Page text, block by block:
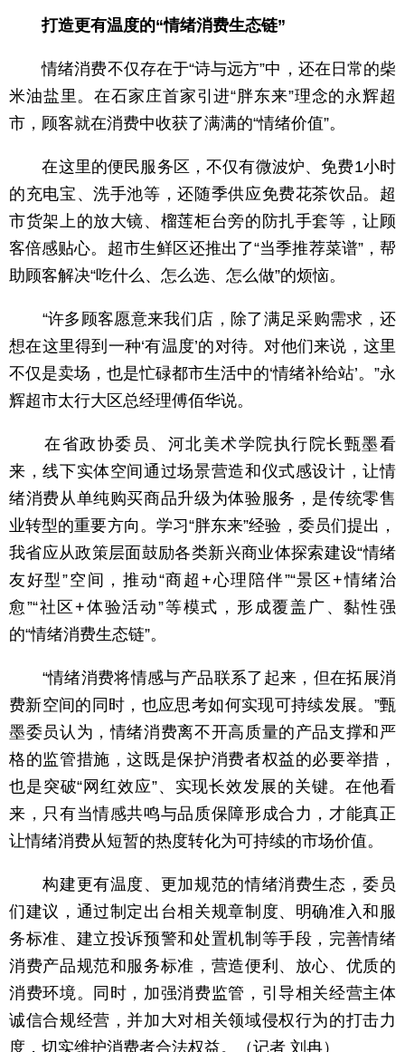
打造更有温度的“情绪消费生态链”
情绪消费不仅存在于“诗与远方”中，还在日常的柴
米油盐里。在石家庄首家引进“胖东来”理念的永辉超
市，顾客就在消费中收获了满满的“情绪价值”。
在这里的便民服务区，不仅有微波炉、免费1小时
的充电宝、洗手池等，还随季供应免费花茶饮品。超
市货架上的放大镜、榴莲柜台旁的防扎手套等，让顾
客倍感贴心。超市生鲜区还推出了“当季推荐菜谱”，帮
助顾客解决“吃什么、怎么选、怎么做”的烦恼。
“许多顾客愿意来我们店，除了满足采购需求，还
想在这里得到一种‘有温度’的对待。对他们来说，这里
不仅是卖场，也是忙碌都市生活中的‘情绪补给站’。”永
辉超市太行大区总经理傅佰华说。
在省政协委员、河北美术学院执行院长甄墨看
来，线下实体空间通过场景营造和仪式感设计，让情
绪消费从单纯购买商品升级为体验服务，是传统零售
业转型的重要方向。学习“胖东来”经验，委员们提出，
我省应从政策层面鼓励各类新兴商业体探索建设“情绪
友好型”空间，推动“商超+心理陪伴”“景区+情绪治
愈”“社区+体验活动”等模式，形成覆盖广、黏性强
的“情绪消费生态链”。
“情绪消费将情感与产品联系了起来，但在拓展消
费新空间的同时，也应思考如何实现可持续发展。”甄
墨委员认为，情绪消费离不开高质量的产品支撑和严
格的监管措施，这既是保护消费者权益的必要举措，
也是突破“网红效应”、实现长效发展的关键。在他看
来，只有当情感共鸣与品质保障形成合力，才能真正
让情绪消费从短暂的热度转化为可持续的市场价值。
构建更有温度、更加规范的情绪消费生态，委员
们建议，通过制定出台相关规章制度、明确准入和服
务标准、建立投诉预警和处置机制等手段，完善情绪
消费产品规范和服务标准，营造便利、放心、优质的
消费环境。同时，加强消费监管，引导相关经营主体
诚信合规经营，并加大对相关领域侵权行为的打击力
度，切实维护消费者合法权益。（记者 刘冉）